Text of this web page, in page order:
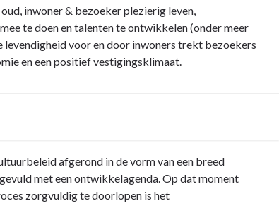
inwoner & bezoeker plezierig leven,
te doen en talenten te ontwikkelen (onder meer
voor en door inwoners trekt bezoekers
en een positief vestigingsklimaat.
afgerond in de vorm van een breed
met een ontwikkelagenda. Op dat moment
zorgvuldig te doorlopen is het